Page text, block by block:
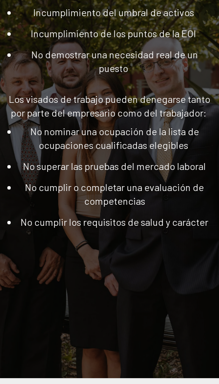
Incumplimiento del umbral de activos
Incumplimiento de los puntos de la EOI
No demostrar una necesidad real de un
puesto
Los visados de trabajo pueden denegarse tanto
por parte del empresario como del trabajador:
No nominar una ocupación de la lista de
ocupaciones cualificadas elegibles
No superar las pruebas del mercado laboral
No cumplir o completar una evaluación de
competencias
No cumplir los requisitos de salud y carácter